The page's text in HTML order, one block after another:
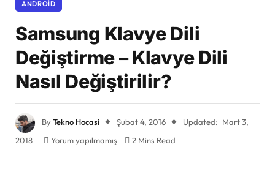
ANDROID
Samsung Klavye Dili
Değiştirme – Klavye Dili
Nasıl Değiştirilir?
ByTekno Hocasi Şubat 4, 2016 Updated: Mart 3,
2018
Yorum yapılmamış 2 Mins Read